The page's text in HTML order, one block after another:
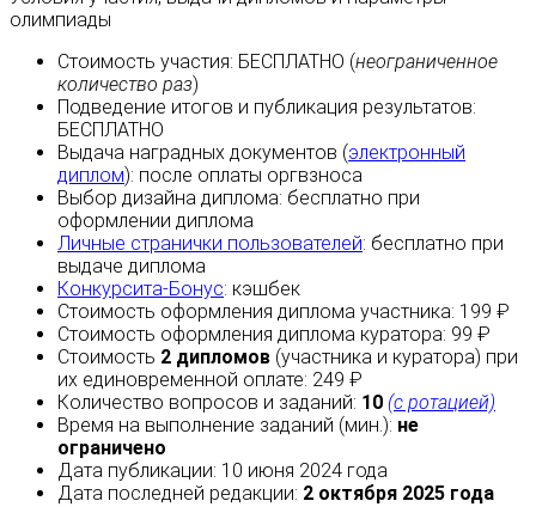
олимпиады
Стоимость участия: БЕСПЛАТНО (неограниченное
количество раз)
Подведение итогов и публикация результатов:
БЕСПЛАТНО
Выдача наградных документов (электронный
диплом): после оплаты оргвзноса
Выбор дизайна диплома: бесплатно при
оформлении диплома
Личные странички пользователей: бесплатно при
выдаче диплома
Конкурсита-Бонус: кэшбек
Стоимость оформления диплома участника: 199 ₽
Стоимость оформления диплома куратора: 99 ₽
Стоимость 2 дипломов (участника и куратора) при
их единовременной оплате: 249 ₽
Количество вопросов и заданий: 10 (с ротацией)
Время на выполнение заданий (мин.): не
ограничено
Дата публикации: 10 июня 2024 года
Дата последней редакции: 2 октября 2025 года